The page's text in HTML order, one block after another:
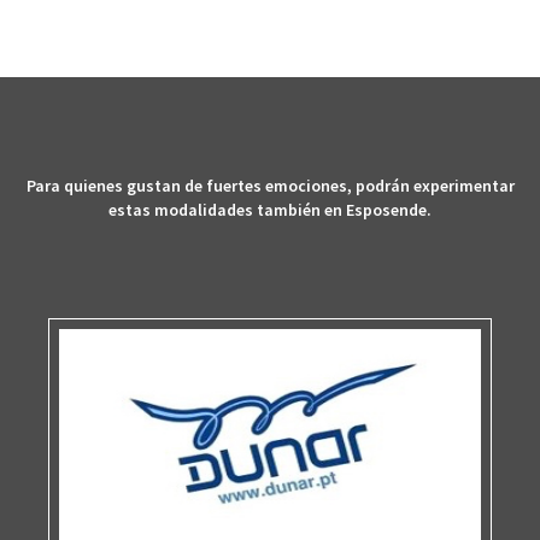
Para quienes gustan de fuertes emociones, podrán experimentar
estas modalidades también en Esposende.